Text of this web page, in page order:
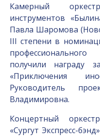
Камерный
инструментов
Павла Шаромова
III степени в
получили награду
«Приключения
Руководитель
Владимировна.
Концертный
«Сургут Экспресс-